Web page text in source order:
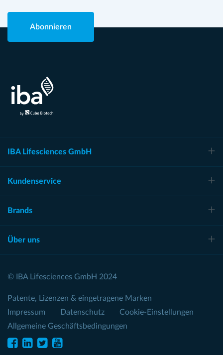
Abonnieren
IBA Lifesciences GmbH
Kundenservice
Brands
Über uns
© IBA Lifesciences GmbH 2024
Patente, Lizenzen & eingetragene Marken
Impressum
Datenschutz
Cookie-Einstellungen
Allgemeine Geschäftsbedingungen